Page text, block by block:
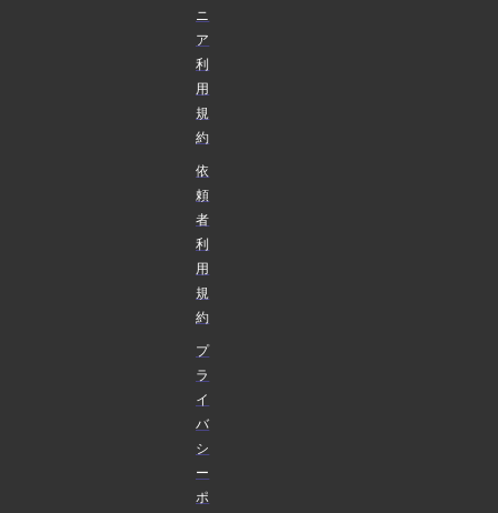
ニ
ア
利
用
規
約
依
頼
者
利
用
規
約
プ
ラ
イ
バ
シ
ー
ポ